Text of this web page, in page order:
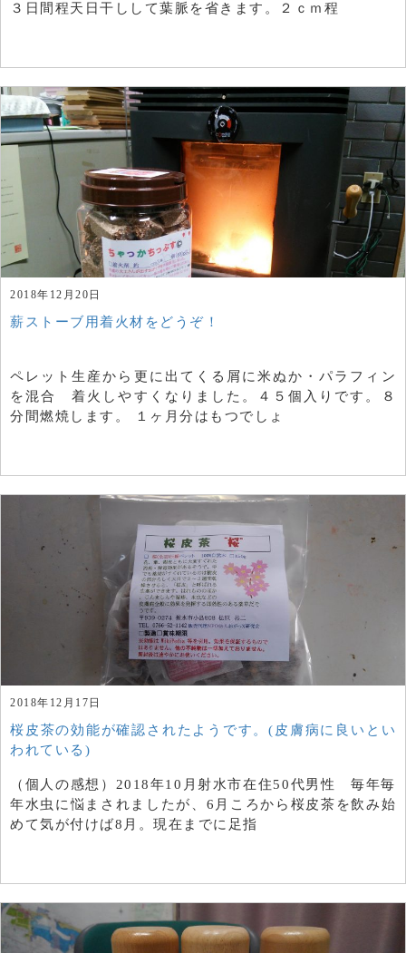
３日間程天日干しして葉脈を省きます。２ｃｍ程
2018年12月20日
薪ストーブ用着火材をどうぞ！
ペレット生産から更に出てくる屑に米ぬか・パラフィン
を混合 着火しやすくなりました。４５個入りです。８
分間燃焼します。 １ヶ月分はもつでしょ
2018年12月17日
桜皮茶の効能が確認されたようです。(皮膚病に良いとい
われている)
（個人の感想）2018年10月射水市在住50代男性 毎年毎
年水虫に悩まされましたが、6月ころから桜皮茶を飲み始
めて気が付けば8月。現在までに足指